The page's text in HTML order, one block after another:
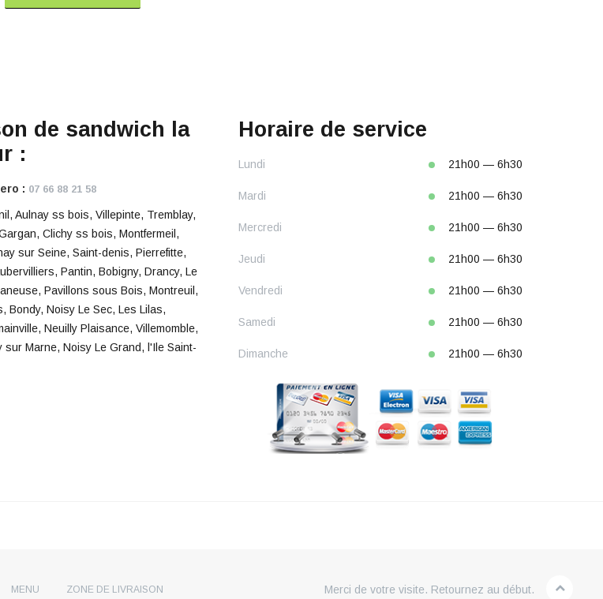
de sandwich la
:
: 07 66 88 21 58
Aulnay ss bois, Villepinte, Tremblay,
Clichy ss bois, Montfermeil,
sur Seine, Saint-denis, Pierrefitte,
Pantin, Bobigny, Drancy, Le
Pavillons sous Bois, Montreuil,
Bondy, Noisy Le Sec, Les Lilas,
Neuilly Plaisance, Villemomble,
sur Marne, Noisy Le Grand, l'Ile Saint-
Horaire de service
Lundi 21h00 — 6h30
Mardi 21h00 — 6h30
Mercredi 21h00 — 6h30
Jeudi 21h00 — 6h30
Vendredi 21h00 — 6h30
Samedi 21h00 — 6h30
Dimanche 21h00 — 6h30
MENU ZONE DE LIVRAISON Merci de votre visite. Retournez au début.